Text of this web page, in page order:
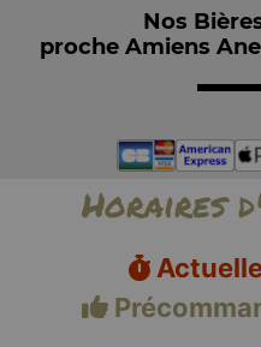
Nos
proche Amiens
Horaires